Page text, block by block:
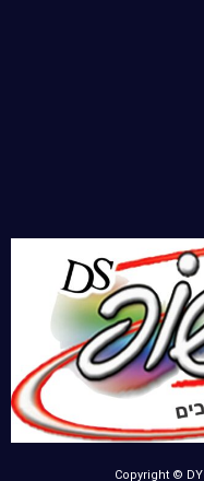
Copyright ©